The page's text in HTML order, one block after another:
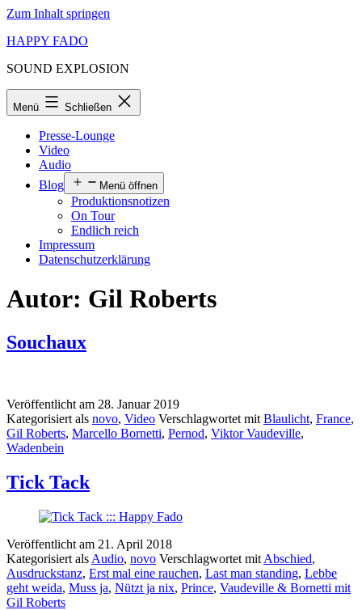
Zum Inhalt springen
HAPPY FADO
SOUND EXPLOSION
Menü Schließen
Presse-Lounge
Video
Audio
Blog
Menü öffnen
Produktionsnotizen
On Tour
Endlich reich
Impressum
Datenschutzerklärung
Autor: Gil Roberts
Souchaux
Veröffentlicht am 28. Januar 2019
Kategorisiert als novo, Video Verschlagwortet mit Blaulicht, France,
Gil Roberts, Marcello Bornetti, Pernod, Viktor Vaudeville,
Wadenbein
Tick Tack
Veröffentlicht am 21. April 2018
Kategorisiert als Audio, novo Verschlagwortet mit Abschied,
Ausdruckstanz, Erst mal eine rauchen, Last man standing, Lebbe
geht weida, Muss ja, Nützt ja nix, Prince, Vaudeville & Bornetti mit
Gil Roberts